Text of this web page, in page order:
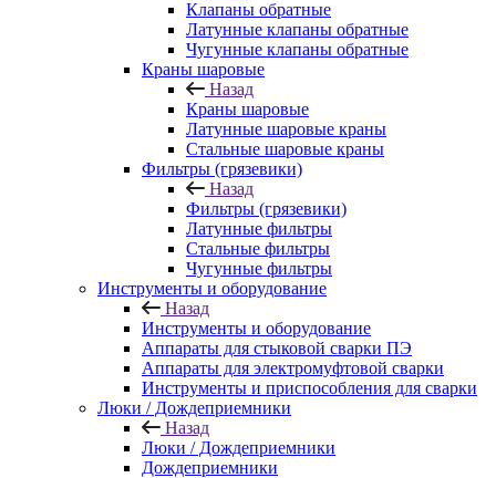
Клапаны обратные
Латунные клапаны обратные
Чугунные клапаны обратные
Краны шаровые
Назад
Краны шаровые
Латунные шаровые краны
Стальные шаровые краны
Фильтры (грязевики)
Назад
Фильтры (грязевики)
Латунные фильтры
Стальные фильтры
Чугунные фильтры
Инструменты и оборудование
Назад
Инструменты и оборудование
Аппараты для стыковой сварки ПЭ
Аппараты для электромуфтовой сварки
Инструменты и приспособления для сварки
Люки / Дождеприемники
Назад
Люки / Дождеприемники
Дождеприемники